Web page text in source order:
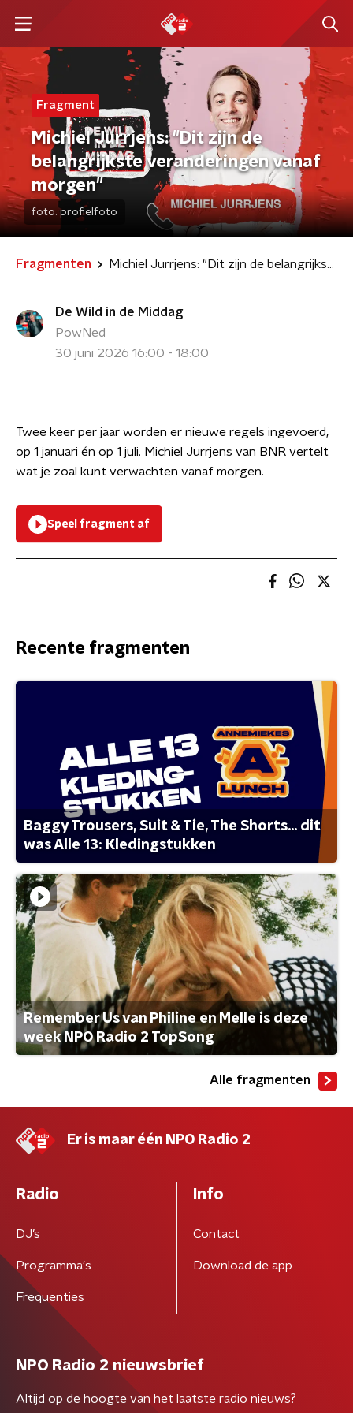
Fragment
Michiel Jurrjens: "Dit zijn de
belangrijkste veranderingen vanaf
morgen"
foto:profielfoto
Fragmenten Michiel Jurrjens: "Dit zijn de belangrijkste veranderingen vanaf morgen"
De Wild in de Middag
PowNed
30 juni 2026 16:00 - 18:00
Twee keer per jaar worden er nieuwe regels ingevoerd,
op 1 januari én op 1 juli. Michiel Jurrjens van BNR vertelt
wat je zoal kunt verwachten vanaf morgen.
Speel fragment af
Recente fragmenten
Baggy Trousers, Suit & Tie, The Shorts... dit
was Alle 13: Kledingstukken
Remember Us van Philine en Melle is deze
week NPO Radio 2 TopSong
Alle fragmenten
Er is maar één NPO Radio 2
Radio
DJ’s
Programma's
Frequenties
Info
Contact
Download de app
NPO Radio 2 nieuwsbrief
Altijd op de hoogte van het laatste radio nieuws?